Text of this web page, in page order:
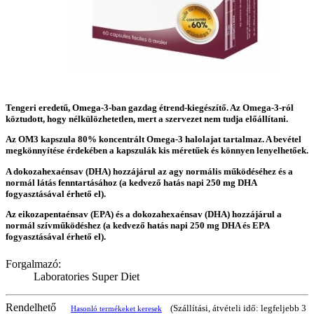
Tengeri eredetű, Omega-3-ban gazdag étrend-kiegészítő. Az Omega-3-ról
köztudott, hogy nélkülözhetetlen, mert a szervezet nem tudja előállítani.
Az OM3 kapszula 80% koncentrált Omega-3 halolajat tartalmaz. A bevétel
megkönnyítése érdekében a kapszulák kis méretűek és könnyen lenyelhetőek.
A dokozahexaénsav (DHA) hozzájárul az agy normális működéséhez és a
normál látás fenntartásához (a kedvező hatás napi 250 mg DHA
fogyasztásával érhető el).
Az eikozapentaénsav (EPA) és a dokozahexaénsav (DHA) hozzájárul a
normál szívműködéshez (a kedvező hatás napi 250 mg DHA és EPA
fogyasztásával érhető el).
Forgalmazó:
Laboratories Super Diet
Rendelhető Hasonló termékeket keresek (Szállítási, átvételi idő: legfeljebb 3